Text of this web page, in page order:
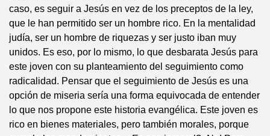
caso, es seguir a Jesús en vez de los preceptos de la ley,
que le han permitido ser un hombre rico. En la mentalidad
judía, ser un hombre de riquezas y ser justo iban muy
unidos. Es eso, por lo mismo, lo que desbarata Jesús para
este joven con su planteamiento del seguimiento como
radicalidad. Pensar que el seguimiento de Jesús es una
opción de miseria sería una forma equivocada de entender
lo que nos propone este historia evangélica. Este joven es
rico en bienes materiales, pero también morales, porque